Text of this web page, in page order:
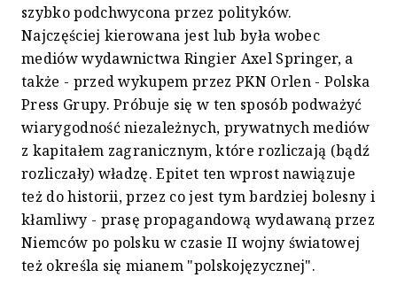
szybko podchwycona przez polityków.
Najczęściej kierowana jest lub była wobec
mediów wydawnictwa Ringier Axel Springer, a
także - przed wykupem przez PKN Orlen - Polska
Press Grupy. Próbuje się w ten sposób podważyć
wiarygodność niezależnych, prywatnych mediów
z kapitałem zagranicznym, które rozliczają (bądź
rozliczały) władzę. Epitet ten wprost nawiązuje
też do historii, przez co jest tym bardziej bolesny i
kłamliwy - prasę propagandową wydawaną przez
Niemców po polsku w czasie II wojny światowej
też określa się mianem "polskojęzycznej".